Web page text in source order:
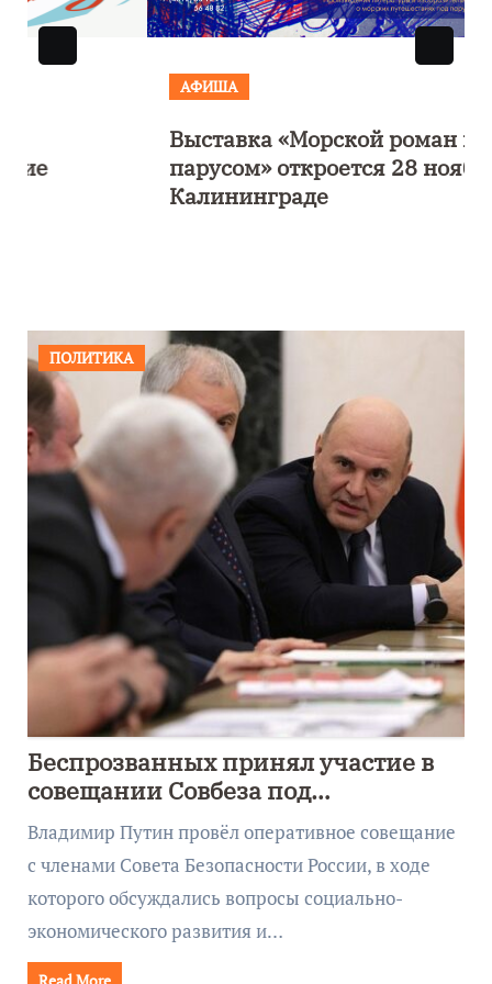
Выставка «Морской роман под
парусом» откроется 28 ноября в
Калининграде
ПОЛИТИКА
Беспрозванных принял участие в
совещании Совбеза под
руководством Путина
Владимир Путин провёл оперативное совещание
с членами Совета Безопасности России, в ходе
которого обсуждались вопросы социально-
экономического развития и…